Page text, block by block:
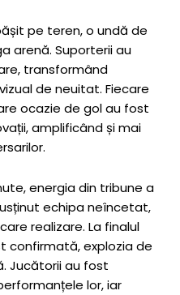
pe teren, o undă de
arenă. Suporterii au
transformând
de neuitat. Fiecare
ocazie de gol au fost
amplificând și mai
energia din tribune a
echipa neîncetat,
realizare. La finalul
confirmată, explozia de
Jucătorii au fost
lor, iar